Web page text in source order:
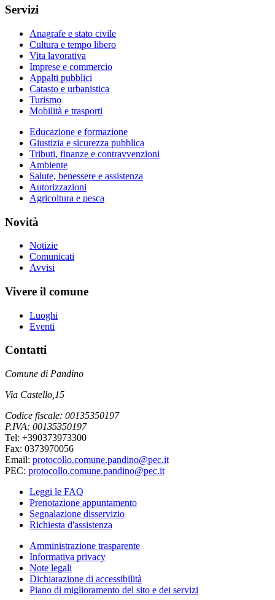
Servizi
Anagrafe e stato civile
Cultura e tempo libero
Vita lavorativa
Imprese e commercio
Appalti pubblici
Catasto e urbanistica
Turismo
Mobilità e trasporti
Educazione e formazione
Giustizia e sicurezza pubblica
Tributi, finanze e contravvenzioni
Ambiente
Salute, benessere e assistenza
Autorizzazioni
Agricoltura e pesca
Novità
Notizie
Comunicati
Avvisi
Vivere il comune
Luoghi
Eventi
Contatti
Comune di Pandino
Via Castello,15
Codice fiscale: 00135350197
P.IVA: 00135350197
Tel: +390373973300
Fax: 0373970056
Email: protocollo.comune.pandino@pec.it
PEC: protocollo.comune.pandino@pec.it
Leggi le FAQ
Prenotazione appuntamento
Segnalazione disservizio
Richiesta d'assistenza
Amministrazione trasparente
Informativa privacy
Note legali
Dichiarazione di accessibilità
Piano di miglioramento del sito e dei servizi